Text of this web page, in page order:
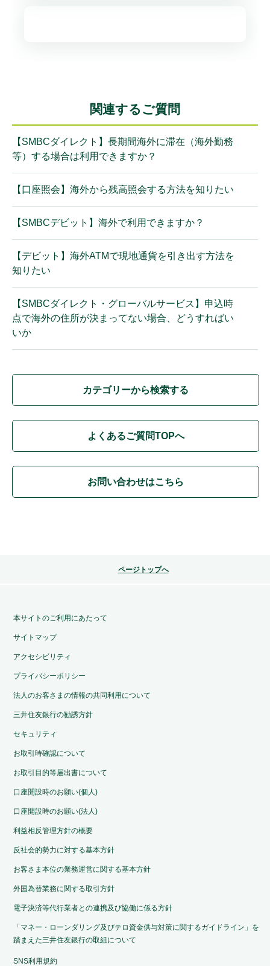
関連するご質問
【SMBCダイレクト】長期間海外に滞在（海外勤務
等）する場合は利用できますか？
【口座照会】海外から残高照会する方法を知りたい
【SMBCデビット】海外で利用できますか？
【デビット】海外ATMで現地通貨を引き出す方法を
知りたい
【SMBCダイレクト・グローバルサービス】申込時
点で海外の住所が決まってない場合、どうすればい
いか
カテゴリーから検索する
よくあるご質問TOPへ
お問い合わせはこちら
ページトップへ
本サイトのご利用にあたって
サイトマップ
アクセシビリティ
プライバシーポリシー
法人のお客さまの情報の共同利用について
三井住友銀行の勧誘方針
セキュリティ
お取引時確認について
お取引目的等届出書について
口座開設時のお願い(個人)
口座開設時のお願い(法人)
利益相反管理方針の概要
反社会的勢力に対する基本方針
お客さま本位の業務運営に関する基本方針
外国為替業務に関する取引方針
電子決済等代行業者との連携及び協働に係る方針
「マネー・ローンダリング及びテロ資金供与対策に関するガイドライン」を
踏まえた三井住友銀行の取組について
SNS利用規約